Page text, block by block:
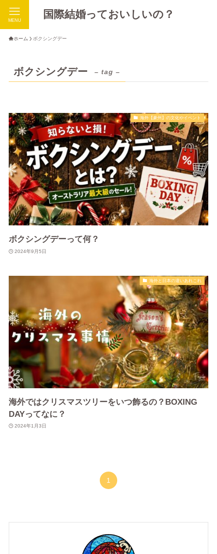
国際結婚っておいしいの？
MENU
ホーム ボクシングデー
ボクシングデー – tag –
海外【豪州】の文化やイベント
ボクシングデーって何？
2024年9月5日
海外と日本の違いあれこれ
海外ではクリスマスツリーをいつ飾るの？BOXING
DAYってなに？
2024年1月3日
1